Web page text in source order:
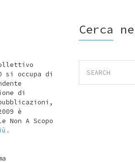
si occupa di
di
è
Non A Scopo
Cerca
for: